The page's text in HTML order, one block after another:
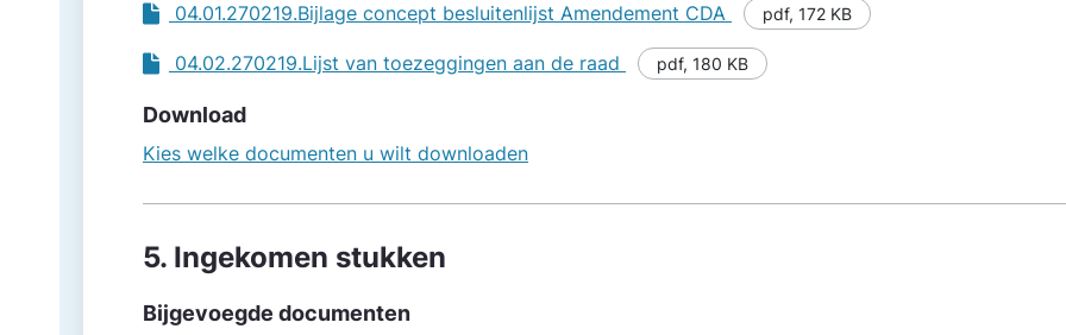
04.01.270219.Bijlage concept besluitenlijst Amendement CDA pdf, 172 KB
04.02.270219.Lijst van toezeggingen aan de raad pdf, 180 KB
Download
Kies welke documenten u wilt downloaden
5. Ingekomen stukken
Bijgevoegde documenten